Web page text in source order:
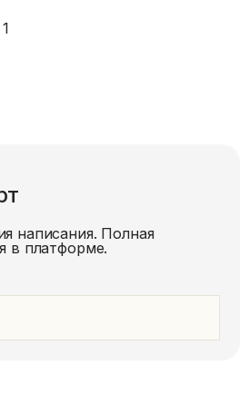
написания. Полная
в платформе.